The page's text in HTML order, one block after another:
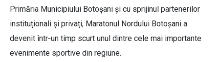
Primăria Municipiului Botoșani și cu sprijinul partenerilor
instituționali și privați, Maratonul Nordului Botoșani a
devenit într-un timp scurt unul dintre cele mai importante
evenimente sportive din regiune.